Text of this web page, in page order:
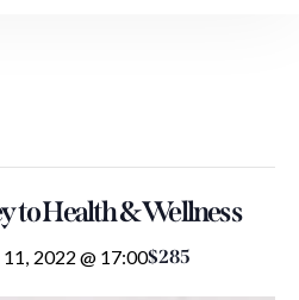
to Health & Wellness
11, 2022 @ 17:00$285